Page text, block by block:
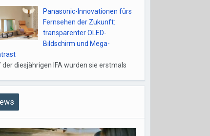
Panasonic-Innovationen fürs
Fernsehen der Zukunft:
transparenter OLED-
Bildschirm und Mega-
der diesjährigen IFA wurden sie erstmals